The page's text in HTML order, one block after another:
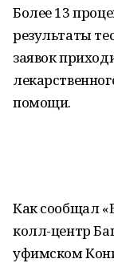
Более 13
результаты
заявок
помощи.
Как сообщал
колл-центр
уфимском